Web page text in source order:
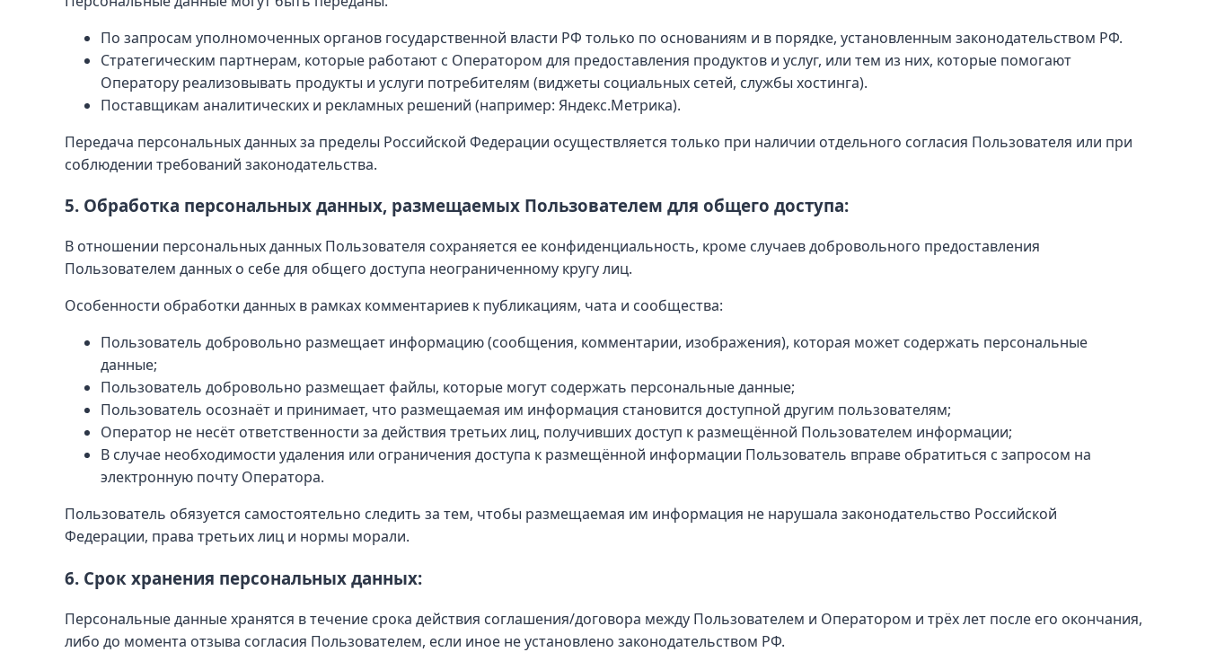
По запросам уполномоченных органов государственной власти РФ только по основаниям и в порядке, установленным законодательством РФ.
Стратегическим партнерам, которые работают с Оператором для предоставления продуктов и услуг, или тем из них, которые помогают
Оператору реализовывать продукты и услуги потребителям (виджеты социальных сетей, службы хостинга).
Поставщикам аналитических и рекламных решений (например: Яндекс.Метрика).
Передача персональных данных за пределы Российской Федерации осуществляется только при наличии отдельного согласия Пользователя или при
соблюдении требований законодательства.
5. Обработка персональных данных, размещаемых Пользователем для общего доступа:
В отношении персональных данных Пользователя сохраняется ее конфиденциальность, кроме случаев добровольного предоставления
Пользователем данных о себе для общего доступа неограниченному кругу лиц.
Особенности обработки данных в рамках комментариев к публикациям, чата и сообщества:
Пользователь добровольно размещает информацию (сообщения, комментарии, изображения), которая может содержать персональные
данные;
Пользователь добровольно размещает файлы, которые могут содержать персональные данные;
Пользователь осознаёт и принимает, что размещаемая им информация становится доступной другим пользователям;
Оператор не несёт ответственности за действия третьих лиц, получивших доступ к размещённой Пользователем информации;
В случае необходимости удаления или ограничения доступа к размещённой информации Пользователь вправе обратиться с запросом на
электронную почту Оператора.
Пользователь обязуется самостоятельно следить за тем, чтобы размещаемая им информация не нарушала законодательство Российской
Федерации, права третьих лиц и нормы морали.
6. Срок хранения персональных данных:
Персональные данные хранятся в течение срока действия соглашения/договора между Пользователем и Оператором и трёх лет после его окончания,
либо до момента отзыва согласия Пользователем, если иное не установлено законодательством РФ.